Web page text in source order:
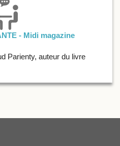
- Midi magazine
Parienty, auteur du livre